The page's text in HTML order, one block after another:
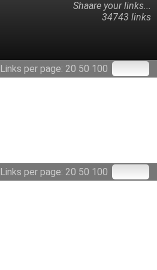
Shaare your links...
34743 links
Links per page: 20 50 100
Links per page: 20 50 100